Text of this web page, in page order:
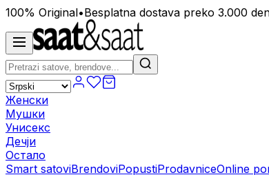
100% Original•Besplatna dostava preko 3.000
Женски
Мушки
Унисекс
Дечји
Остало
Smart satoviBrendoviPopustiProdavniceOnline